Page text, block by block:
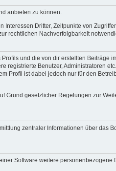
anbieten zu können.
Dritter, Zeitpunkte von
rechtlichen Nachverfolgbarkeit
und die von dir erstellten Beiträge
registrierte Benutzer, Administratoren
Profil ist dabei jedoch nur für den
Grund gesetzlicher Regelungen zur
zentraler Informationen über das
Software weitere personenbezogene